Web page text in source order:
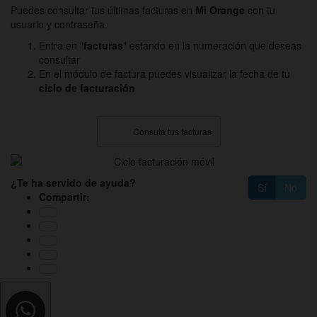
Puedes consultar tus últimas facturas en Mi Orange con tu
usuario y contraseña.
Entra en "facturas" estando en la numeración que deseas
consultar
En el módulo de factura puedes visualizar la fecha de tu
ciclo de facturación
Consuta tus facturas
¿Te ha servido de ayuda? Sí No
Compartir: